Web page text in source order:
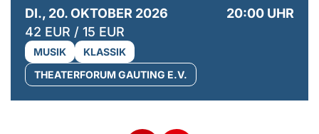
DI., 20. OKTOBER 2026
20:00 UHR
42 EUR / 15 EUR
MUSIK
KLASSIK
THEATERFORUM GAUTING E.V.